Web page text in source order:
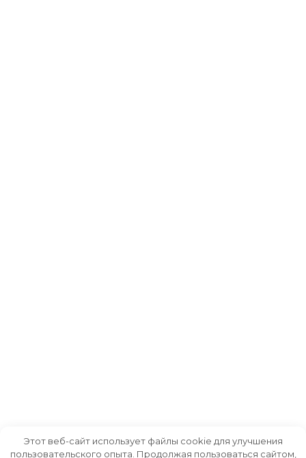
Этот веб-сайт использует файлы cookie для улучшения
пользовательского опыта. Продолжая пользоваться сайтом,